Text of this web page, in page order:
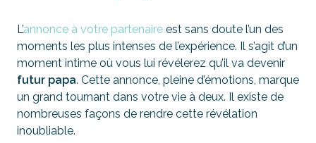
L’annonce à votre partenaire est sans doute l’un des
moments les plus intenses de l’expérience. Il s’agit d’un
moment intime où vous lui révélerez qu’il va devenir
futur papa. Cette annonce, pleine d’émotions, marque
un grand tournant dans votre vie à deux. Il existe de
nombreuses façons de rendre cette révélation
inoubliable.